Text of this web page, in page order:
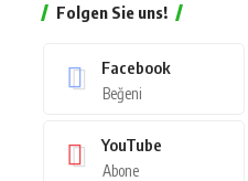
Folgen Sie uns!
Facebook
Beğeni
YouTube
Abone